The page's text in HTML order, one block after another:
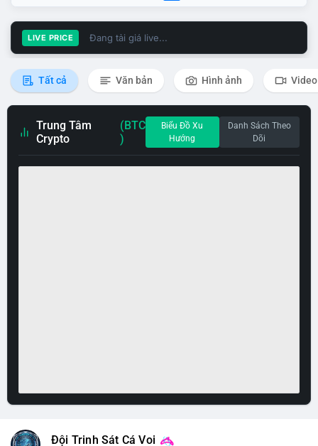
LIVE PRICE Đang tải giá live...
Tất cả Văn bản Hình ảnh Video
Trung Tâm
Crypto
(BTC
)
Biểu Đồ Xu
Hướng
Danh Sách Theo
Dõi
Đội Trinh Sát Cá Voi